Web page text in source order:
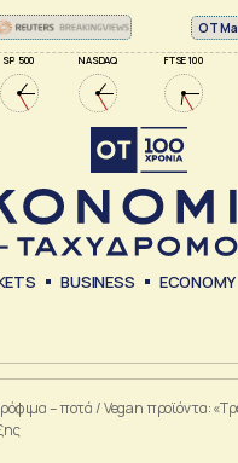
SP 500 NASDAQ FTSE 100
ΟΤ
BUSINESS ECONOMY
– ποτά /Vegan προϊόντα: